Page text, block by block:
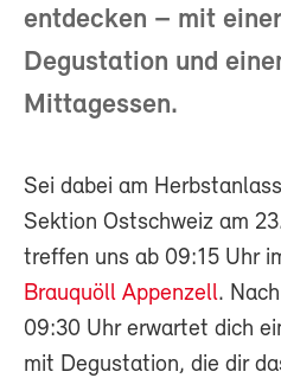
entdecken – mit
Degustation und
Mittagessen.
Sei dabei am
Sektion Ostschweiz am
treffen uns ab 09:15 Uhr
Brauquöll Appenzell.
09:30 Uhr erwartet dich
mit Degustation, die dir